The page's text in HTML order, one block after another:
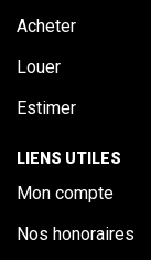
Acheter
Louer
Estimer
LIENS UTILES
Mon compte
Nos honoraires